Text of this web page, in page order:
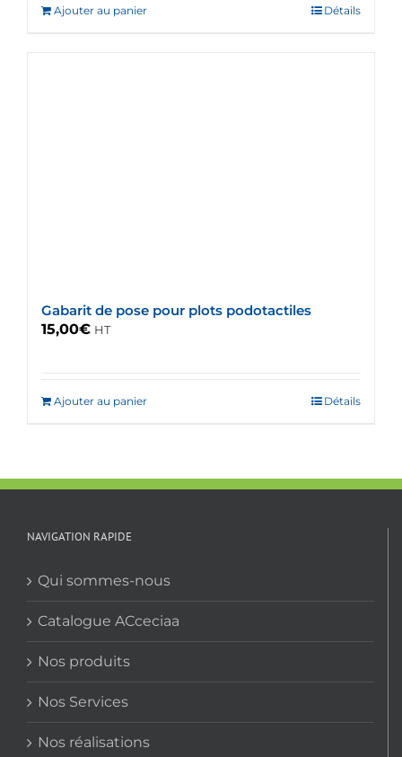
Ajouter au panier Détails
Gabarit de pose pour plots podotactiles
15,00€ HT
Ajouter au panier Détails
NAVIGATION RAPIDE
Qui sommes-nous
Catalogue ACceciaa
Nos produits
Nos Services
Nos réalisations